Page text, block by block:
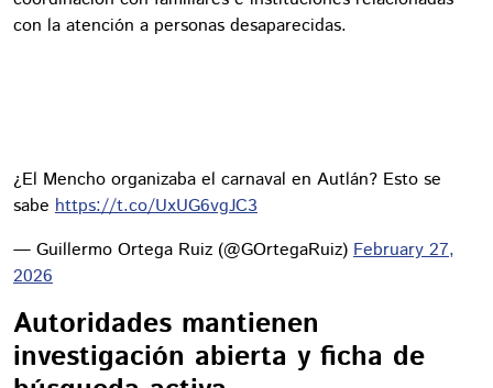
con la atención a personas desaparecidas.
¿El Mencho organizaba el carnaval en Autlán? Esto se
sabe https://t.co/UxUG6vgJC3
— Guillermo Ortega Ruiz (@GOrtegaRuiz) February 27,
2026
Autoridades mantienen
investigación abierta y ficha de